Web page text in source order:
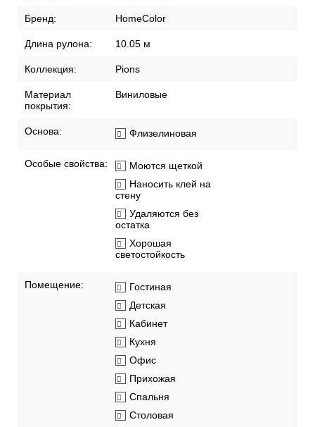
Бренд: HomeColor
Длина рулона: 10.05 м
Коллекция: Pions
Материал
покрытия:
Виниловые
Основа: Флизелиновая
Особые свойства:
Моются щеткой
Наносить клей на
стену
Удаляются без
остатка
Хорошая
светостойкость
Помещение:
Гостиная
Детская
Кабинет
Кухня
Офис
Прихожая
Спальня
Столовая